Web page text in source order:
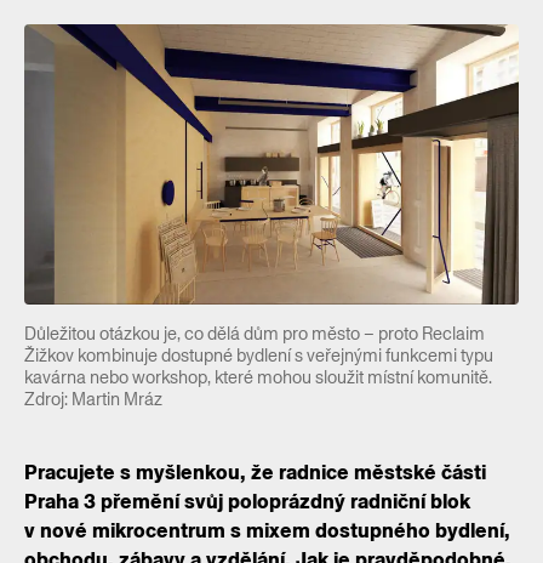
Důležitou otázkou je, co dělá dům pro město – proto Reclaim
Žižkov kombinuje dostupné bydlení s veřejnými funkcemi typu
kavárna nebo workshop, které mohou sloužit místní komunitě.
Zdroj: Martin Mráz
Pracujete s myšlenkou, že radnice městské části
Praha 3 přemění svůj poloprázdný radniční blok
v nové mikrocentrum s mixem dostupného bydlení,